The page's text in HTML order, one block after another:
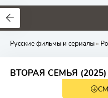
0
Русские фильмы и сериалы»
ВТОРАЯ СЕМЬЯ (2025)